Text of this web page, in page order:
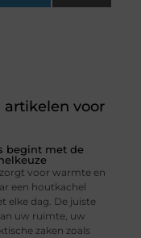
artikelen voor
begint met de
voor warmte en
een houtkachel
elke dag. De juiste
uw ruimte, uw
zaken zoals